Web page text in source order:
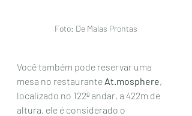
Foto: De Malas Prontas
Você também pode reservar uma
mesa no restaurante At.mosphere,
localizado no 122º andar, a 422m de
altura, ele é considerado o